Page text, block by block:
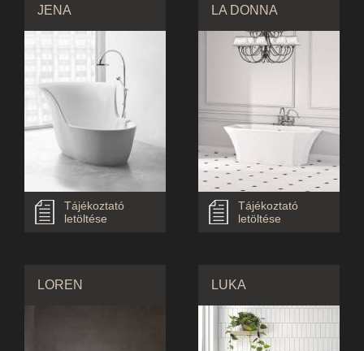
JENA
Tájékoztató
letöltése
LA DONNA
Tájékoztató
letöltése
LOREN LUKA